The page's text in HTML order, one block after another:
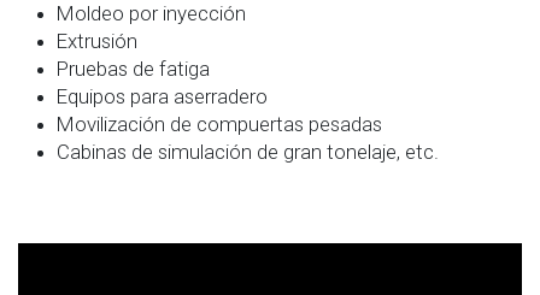
Moldeo por inyección
Extrusión
Pruebas de fatiga
Equipos para aserradero
Movilización de compuertas pesadas
Cabinas de simulación de gran tonelaje, etc.